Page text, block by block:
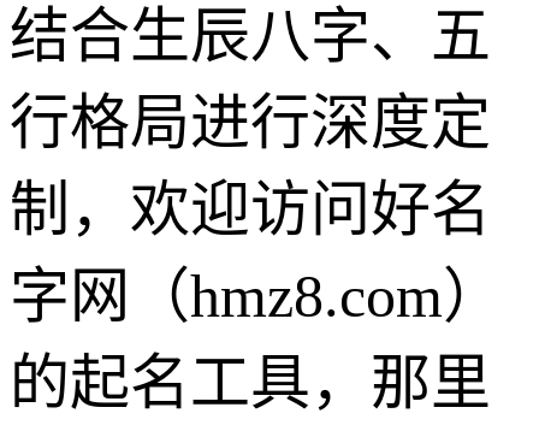
结合生辰八字、五
行格局进行深度定
制，欢迎访问好名
字网（hmz8.com）
的起名工具，那里